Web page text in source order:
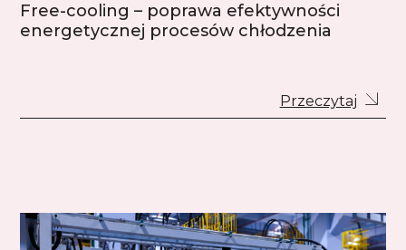
Free-cooling – poprawa efektywności
energetycznej procesów chłodzenia
Przeczytaj